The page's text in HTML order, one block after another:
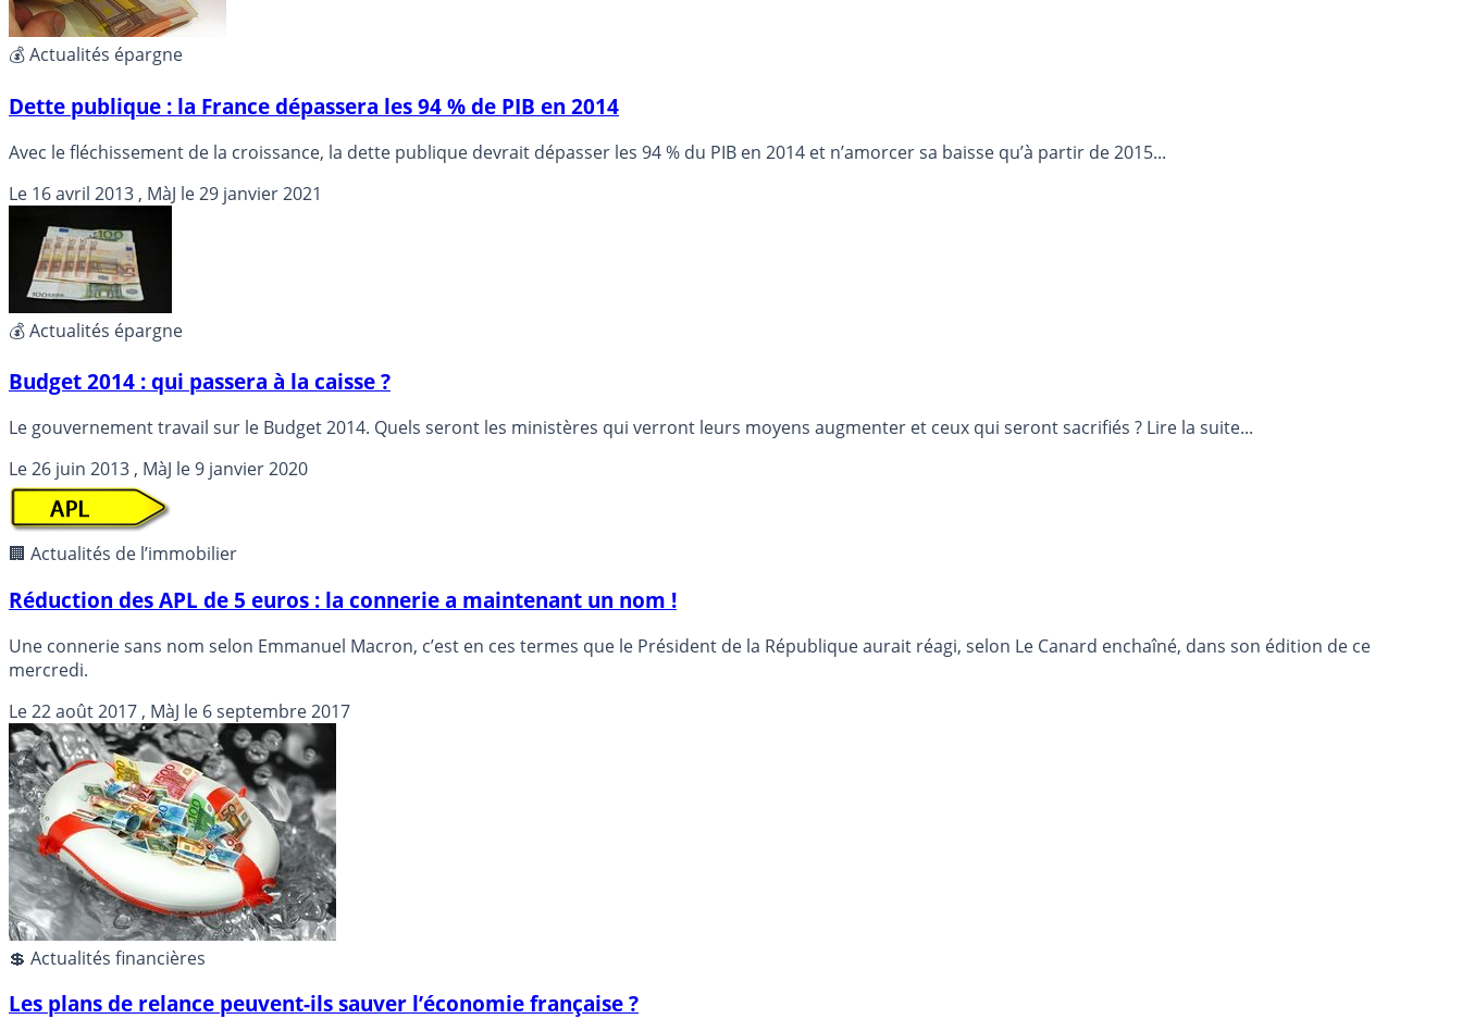
💰 Actualités épargne
Dette publique : la France dépassera les 94 % de PIB en 2014
Avec le fléchissement de la croissance, la dette publique devrait dépasser les 94 % du PIB en 2014 et n’amorcer sa baisse qu’à partir de 2015...
Le 16 avril 2013 , MàJ le29 janvier 2021
💰 Actualités épargne
Budget 2014 : qui passera à la caisse ?
Le gouvernement travail sur le Budget 2014. Quels seront les ministères qui verront leurs moyens augmenter et ceux qui seront sacrifiés ? Lire la suite...
Le26 juin 2013 , MàJ le9 janvier 2020
🏢 Actualités de l’immobilier
Réduction des APL de 5 euros : la connerie a maintenant un nom !
Une connerie sans nom selon Emmanuel Macron, c’est en ces termes que le Président de la République aurait réagi, selon Le Canard enchaîné, dans son édition de ce
mercredi.
Le22 août 2017 , MàJ le 6 septembre 2017
💲 Actualités financières
Les plans de relance peuvent-ils sauver l’économie française ?